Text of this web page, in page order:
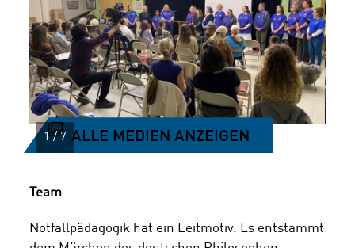
ALLE MEDIEN ANZEIGEN
Team
Notfallpädagogik hat ein Leitmotiv. Es entstammt